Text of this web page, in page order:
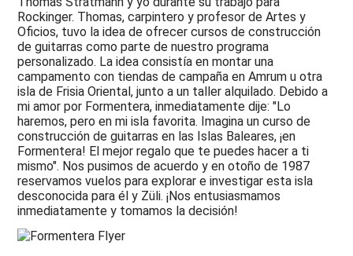
Técnica
y
Diseño
Media
Rockinger. Thomas, carpintero y profesor de Artes y
Oficios, tuvo la idea de ofrecer cursos de construcción
de guitarras como parte de nuestro programa
personalizado. La idea consistía en montar una
campamento con tiendas de campaña en Amrum u otra
isla de Frisia Oriental, junto a un taller alquilado. Debido a
mi amor por Formentera, inmediatamente dije: "Lo
haremos, pero en mi isla favorita. Imagina un curso de
construcción de guitarras en las Islas Baleares, ¡en
Formentera! El mejor regalo que te puedes hacer a ti
mismo". Nos pusimos de acuerdo y en otoño de 1987
reservamos vuelos para explorar e investigar esta isla
desconocida para él y Züli. ¡Nos entusiasmamos
inmediatamente y tomamos la decisión!